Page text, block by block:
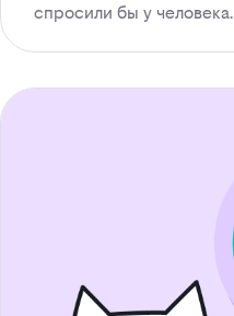
спросили бы у человека.